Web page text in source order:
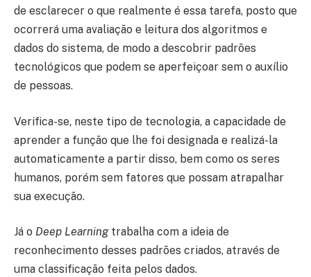
de esclarecer o que realmente é essa tarefa, posto que
ocorrerá uma avaliação e leitura dos algoritmos e
dados do sistema, de modo a descobrir padrões
tecnológicos que podem se aperfeiçoar sem o auxílio
de pessoas.
Verifica-se, neste tipo de tecnologia, a capacidade de
aprender a função que lhe foi designada e realizá-la
automaticamente a partir disso, bem como os seres
humanos, porém sem fatores que possam atrapalhar
sua execução.
Já o Deep Learningtrabalha com a ideia de
reconhecimento desses padrões criados, através de
uma classificação feita pelos dados.